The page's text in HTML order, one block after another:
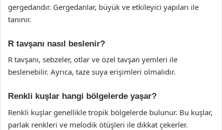
gergedandır. Gergedanlar, büyük ve etkileyici yapıları ile
tanınır.
R tavşanı nasıl beslenir?
R tavşanı, sebzeler, otlar ve özel tavşan yemleri ile
beslenebilir. Ayrıca, taze suya erişimleri olmalıdır.
Renkli kuşlar hangi bölgelerde yaşar?
Renkli kuşlar genellikle tropik bölgelerde bulunur. Bu kuşlar,
parlak renkleri ve melodik ötüşleri ile dikkat çekerler.